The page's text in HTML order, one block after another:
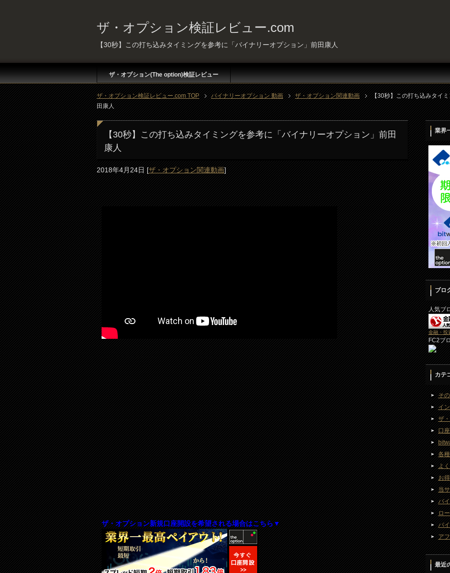
ザ・オプション検証レビュー.com
【30秒】この打ち込みタイミングを参考に「バイナリーオプション」前田康人
ザ・オプション(The option)検証レビュー
ザ・オプション検証レビュー.com TOP バイナリーオプション 動画 ザ・オプション関連動画
【30秒】この打ち込みタイ
田康人
【30秒】この打ち込みタイミングを参考に「バイナリーオプション」前田
康人
2018年4月24日[ザ・オプション関連動画]
ザ・オプション新規口座開設を希望される場合はこちら▼
業界
ブロ
人気ブ
金融・投
FC2ブ
カテ
そ
イ
ザ
口
各
よ
お
当
バ
ロ
バ
ア
最近